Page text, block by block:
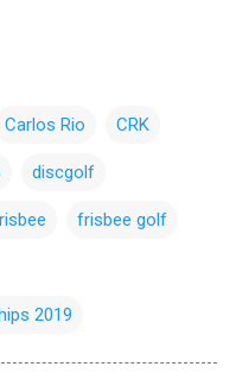
Carlos Rio CRK
discgolf
frisbee golf
2019